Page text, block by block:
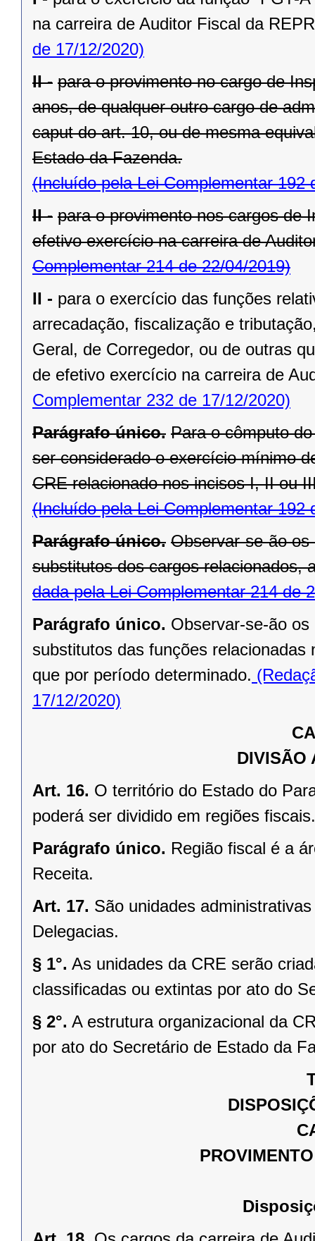
na carreira de Auditor Fiscal da
de 17/12/2020)
II - para o provimento no cargo de
anos, de qualquer outro cargo de
caput do art. 10, ou de mesma
Estado da Fazenda.
(Incluído pela Lei Complementar 192
II - para o provimento nos cargos de
efetivo exercício na carreira de
Complementar 214 de 22/04/2019)
II - para o exercício das funções
arrecadação, fiscalização e
Geral, de Corregedor, ou de outras
de efetivo exercício na carreira de
Complementar 232 de 17/12/2020)
Parágrafo único. Para o cômputo
ser considerado o exercício mínimo
CRE relacionado nos incisos I, II ou
(Incluído pela Lei Complementar 192
Parágrafo único. Observar-se-ão
substitutos dos cargos relacionados,
dada pela Lei Complementar 214 de
Parágrafo único. Observar-se-ão
substitutos das funções
que por período determinado.
17/12/2020)
DIVISÃO
Art. 16. O território do Estado do
poderá ser dividido em regiões fiscais.
Parágrafo único. Região fiscal é a
Receita.
Art. 17. São unidades
Delegacias.
§ 1°. As unidades da CRE serão
classificadas ou extintas por ato do
§ 2°. A estrutura organizacional da
por ato do Secretário de Estado da